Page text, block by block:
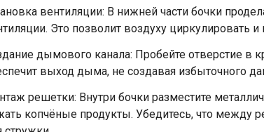
вентиляции: В нижней части бочки
Это позволит воздуху циркулировать
дымового канала: Пробейте отверстие в
выход дыма, не создавая избыточного
решетки: Внутри бочки разместите
копчёные продукты. Убедитесь, что между